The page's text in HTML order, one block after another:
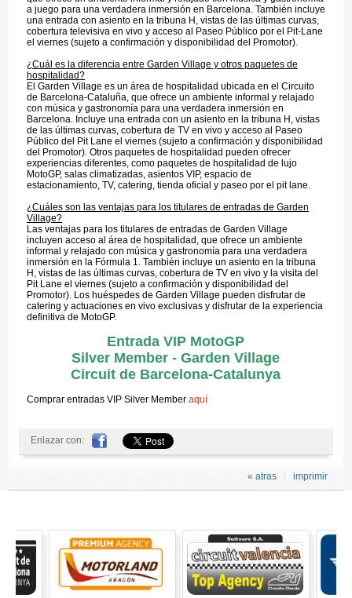
a juego para una verdadera inmersión en Barcelona. También incluye
una entrada con asiento en la tribuna H, vistas de las últimas curvas,
cobertura televisiva en vivo y acceso al Paseo Público por el Pit-Lane
el viernes (sujeto a confirmación y disponibilidad del Promotor).
¿Cuál es la diferencia entre Garden Village y otros paquetes de
hospitalidad?
El Garden Village es un área de hospitalidad ubicada en el Circuito
de Barcelona-Cataluña, que ofrece un ambiente informal y relajado
con música y gastronomía para una verdadera inmersión en
Barcelona. Incluye una entrada con un asiento en la tribuna H, vistas
de las últimas curvas, cobertura de TV en vivo y acceso al Paseo
Público del Pit Lane el viernes (sujeto a confirmación y disponibilidad
del Promotor). Otros paquetes de hospitalidad pueden ofrecer
experiencias diferentes, como paquetes de hospitalidad de lujo
MotoGP, salas climatizadas, asientos VIP, espacio de
estacionamiento, TV, catering, tienda oficial y paseo por el pit lane.
¿Cuáles son las ventajas para los titulares de entradas de Garden
Village?
Las ventajas para los titulares de entradas de Garden Village
incluyen acceso al área de hospitalidad, que ofrece un ambiente
informal y relajado con música y gastronomía para una verdadera
inmersión en la Fórmula 1. También incluye un asiento en la tribuna
H, vistas de las últimas curvas, cobertura de TV en vivo y la visita del
Pit Lane el viernes (sujeto a confirmación y disponibilidad del
Promotor). Los huéspedes de Garden Village pueden disfrutar de
catering y actuaciones en vivo exclusivas y disfrutar de la experiencia
definitiva de MotoGP.
Entrada VIP MotoGP
Silver Member - Garden Village
Circuit de Barcelona-Catalunya
Comprar entradas VIP Silver Member aquí
Enlazar con:
imprimir
« atras